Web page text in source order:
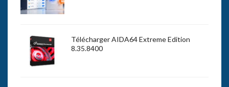
Télécharger AIDA64 Extreme Edition
8.35.8400